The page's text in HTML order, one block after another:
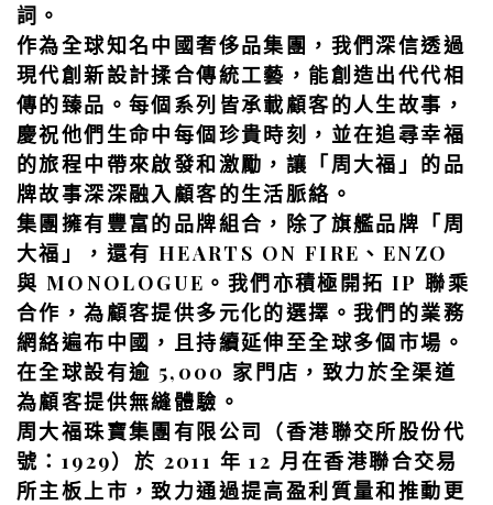
詞。
作為全球知名中國奢侈品集團，我們深信透過
現代創新設計揉合傳統工藝，能創造出代代相
傳的臻品。每個系列皆承載顧客的人生故事，
慶祝他們生命中每個珍貴時刻，並在追尋幸福
的旅程中帶來啟發和激勵，讓「周大福」的品
牌故事深深融入顧客的生活脈絡。
集團擁有豐富的品牌組合，除了旗艦品牌「周
大福」，還有 HEARTS ON FIRE、ENZO
與 MONOLOGUE。我們亦積極開拓 IP 聯乘
合作，為顧客提供多元化的選擇。我們的業務
網絡遍布中國，且持續延伸至全球多個市場。
在全球設有逾 5,000 家門店，致力於全渠道
為顧客提供無縫體驗。
周大福珠寶集團有限公司（香港聯交所股份代
號：1929）於 2011 年 12 月在香港聯合交易
所主板上市，致力通過提高盈利質量和推動更